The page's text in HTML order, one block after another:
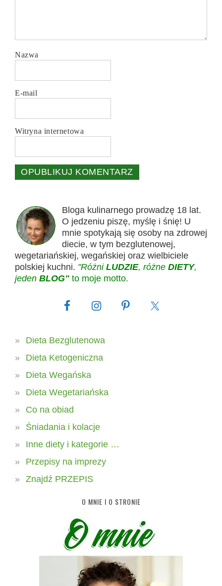
Nazwa
E-mail
Witryna internetowa
Bloga kulinarnego prowadzę 18 lat.
O jedzeniu piszę, myślę i śnię! U
mnie spotykają się osoby na zdrowej
diecie, w tym bezglutenowej,
wegetariańskiej, wegańskiej oraz wielbiciele
polskiej kuchni. "Różni LUDZIE, różne DIETY,
jeden BLOG" to moje motto.
Dieta Bezglutenowa
Dieta Ketogeniczna
Dieta Wegańska
Dieta Wegetariańska
Co na obiad
Śniadania i kolacje
Inne diety i kategorie …
Przepisy na imprezy
Znajdź PRZEPIS
O MNIE I O STRONIE